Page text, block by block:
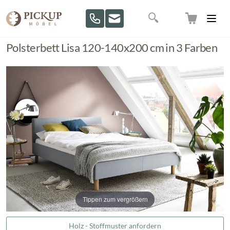
Suche
Polsterbett Lisa 120-140x200 cm in 3 Farben
Tippen zum vergrößern
Holz - Stoffmuster anfordern